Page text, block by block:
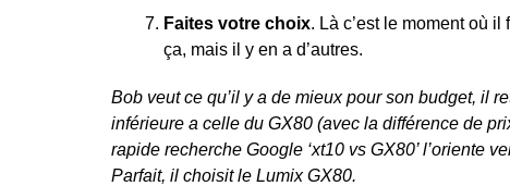
Faites votre choix. Là c’est le moment où
ça, mais il y en a d’autres.
Bob veut ce qu’il y a de mieux pour son budget, il
inférieure a celle du GX80 (avec la différence de
rapide recherche Google ‘xt10 vs GX80’ l’oriente
Parfait, il choisit le Lumix GX80.